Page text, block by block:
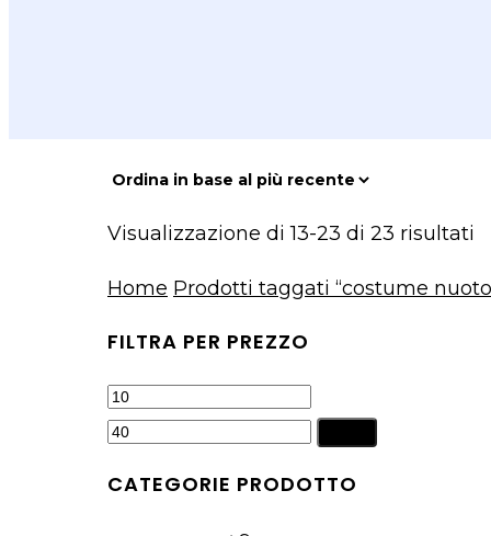
Visualizzazione di 13-23 di 23 risultati
Home Prodotti taggati “costume
FILTRA PER PREZZO
Prezzo
Min
CATEGORIE PRODOTTO